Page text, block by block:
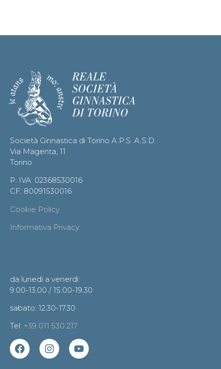
Società Ginnastica di Torino A.P.S. A.S.D.
Via Magenta, 11
Torino
P. IVA: 02368530016
CF: 80091530016
Cookie Policy
Informativa Privacy
da lunedì a venerdì:
9.00-13.00 / 15.00-19.30
sabato: 12.30-17.30
Tel: +39 011 530 217